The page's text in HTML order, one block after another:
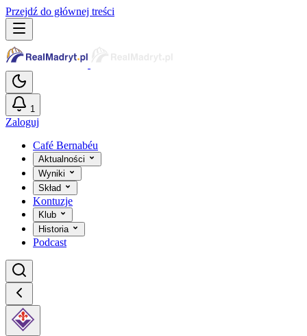
Przejdź do głównej treści
1
Zaloguj
Café Bernabéu
Aktualności
Wyniki
Skład
Kontuzje
Klub
Historia
Podcast